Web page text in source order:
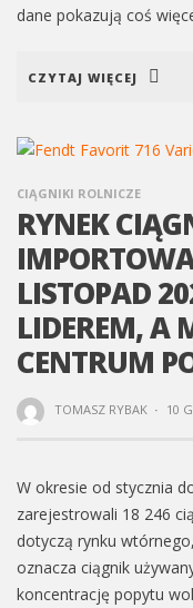
dane pokazują coś
CZYTAJ WIĘCEJ
CIĄGNIKI ROLNICZE
RYNEK
LISTOPAD
LIDEREM, A
CENTRUM
TOMASZ RYBAK · 10
W okresie od stycznia
zarejestrowali 18 246
dotyczą rynku
oznacza ciągnik
koncentrację popytu